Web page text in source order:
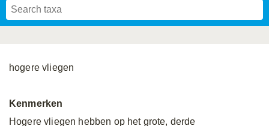
hogere vliegen
Kenmerken
Hogere vliegen hebben op het grote, derde